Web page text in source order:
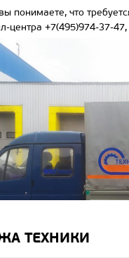
понимаете, что
центра +7(495)974-37-
ТЕХНИКИ